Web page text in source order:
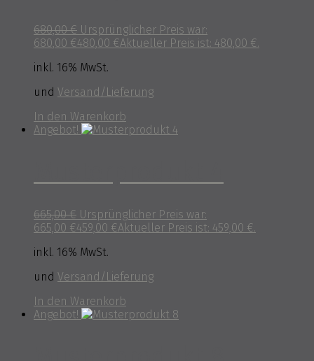
680,00€ Ursprünglicher Preis war:
680,00 €480,00 €Aktueller Preis ist: 480,00 €.
inkl. 16% MwSt.
und Versand/Lieferung
In den Warenkorb
Angebot!
665,00€ Ursprünglicher Preis war:
665,00 €459,00 €Aktueller Preis ist: 459,00 €.
inkl. 16% MwSt.
und Versand/Lieferung
In den Warenkorb
Angebot!